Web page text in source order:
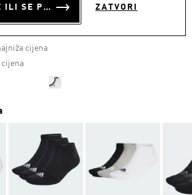
PRIJAVI SE ILI SE PRIDRUŽI SADA ZATVORI
3 PARA
cijena